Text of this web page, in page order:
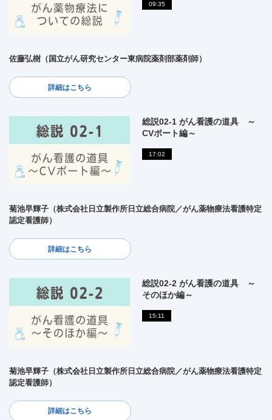
09:35
佐藤弘樹（国立がん研究センター東病院薬剤部薬剤師）
詳細はこちら
総説02-1 がん看護の道具 ～
CVポート編～
17:02
菊池早輝子（株式会社日立製作所日立総合病院／がん薬物療法看護特定
認定看護師）
詳細はこちら
総説02-2 がん看護の道具 ～
そのほか編～
15:11
菊池早輝子（株式会社日立製作所日立総合病院／がん薬物療法看護特定
認定看護師）
詳細はこちら